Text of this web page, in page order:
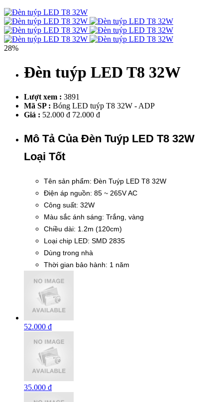
28%
Đèn tuýp LED T8 32W
Lượt xem : 3891
Mã SP : Bóng LED tuýp T8 32W - ADP
Giá : 52.000 đ 72.000 đ
Mô Tả Của Đèn Tuýp LED T8 32W
Loại Tốt
Tên sản phẩm: Đèn Tuýp LED T8 32W
Điện áp nguồn: 85 ~ 265V AC
Công suất: 32W
Màu sắc ánh sáng: Trắng, vàng
Chiều dài: 1.2m (120cm)
Loại chip LED: SMD 2835
Dùng trong nhà
Thời gian bảo hành: 1 năm
52.000 đ
35.000 đ